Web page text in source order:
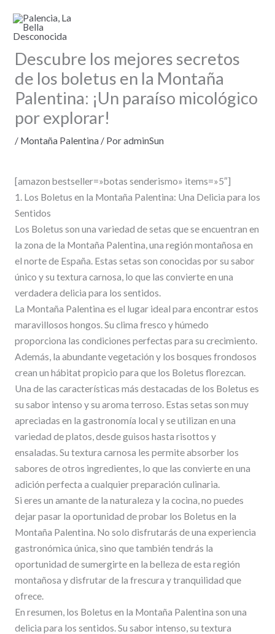
contenido
Descubre los mejores secretos
de los boletus en la Montaña
Palentina: ¡Un paraíso micológico
por explorar!
/ Montaña Palentina / PoradminSun
[amazon bestseller=»botas senderismo» items=»5″]
1. Los Boletus en la Montaña Palentina: Una Delicia para los
Sentidos
Los Boletus son una variedad de setas que se encuentran en
la zona de la Montaña Palentina, una región montañosa en
el norte de España. Estas setas son conocidas por su sabor
único y su textura carnosa, lo que las convierte en una
verdadera delicia para los sentidos.
La Montaña Palentina es el lugar ideal para encontrar estos
maravillosos hongos. Su clima fresco y húmedo
proporciona las condiciones perfectas para su crecimiento.
Además, la abundante vegetación y los bosques frondosos
crean un hábitat propicio para que los Boletus florezcan.
Una de las características más destacadas de los Boletus es
su sabor intenso y su aroma terroso. Estas setas son muy
apreciadas en la gastronomía local y se utilizan en una
variedad de platos, desde guisos hasta risottos y
ensaladas. Su textura carnosa les permite absorber los
sabores de otros ingredientes, lo que las convierte en una
adición perfecta a cualquier preparación culinaria.
Si eres un amante de la naturaleza y la cocina, no puedes
dejar pasar la oportunidad de probar los Boletus en la
Montaña Palentina. No solo disfrutarás de una experiencia
gastronómica única, sino que también tendrás la
oportunidad de sumergirte en la belleza de esta región
montañosa y disfrutar de la frescura y tranquilidad que
ofrece.
En resumen, los Boletus en la Montaña Palentina son una
delicia para los sentidos. Su sabor intenso, su textura